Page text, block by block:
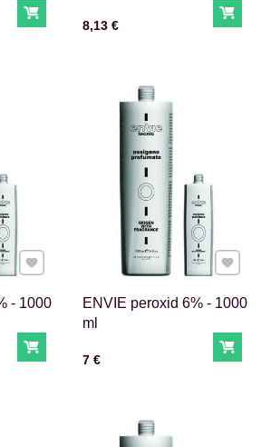
Do košíkaCena s DPH
8,13 € Do
- 1000
Do košíka
Pridať k Obľúbeným
ENVIE peroxid 6% - 1000
ml
Cena s DPH
7 € Do
Pridať